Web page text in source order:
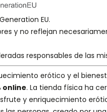
EU.
y no reflejan
responsables de las
erótico y el
online. La tienda física ha
y enriquecimiento